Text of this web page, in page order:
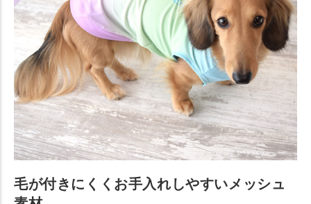
毛が付きにくくお手入れしやすいメッシュ